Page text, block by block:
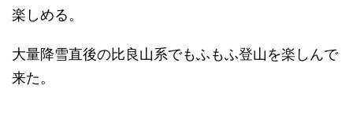
楽しめる。
大量降雪直後の比良山系でもふもふ登山を楽しんで
来た。